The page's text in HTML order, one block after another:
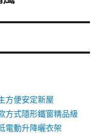
方便安定新屋
方式隱形鐵窗精品級
電動升降曬衣架